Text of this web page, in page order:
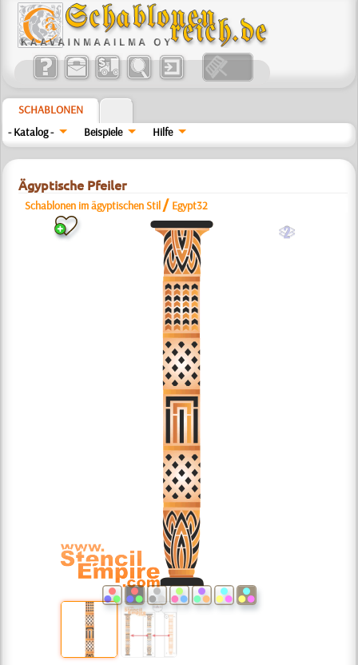
SCHABLONEN
- Katalog -
Beispiele Hilfe
Ägyptische Pfeiler
Schablonen im ägyptischen Stil / Egypt32
b